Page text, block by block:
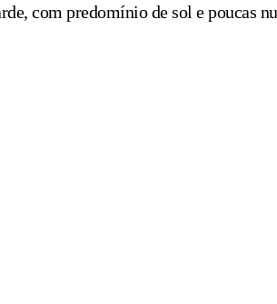
com predomínio de sol e poucas